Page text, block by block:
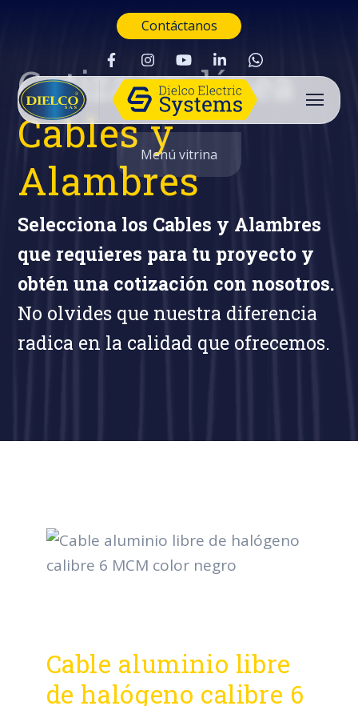
Contáctanos
Buscar
Menú vitrina
Cotiza en línea
Cables y
Alambres
Selecciona los Cables y Alambres
que requieres para tu proyecto y
obtén una cotización con nosotros.
No olvides que nuestra diferencia
radica en la calidad que ofrecemos.
Cable aluminio libre
de halógeno calibre 6